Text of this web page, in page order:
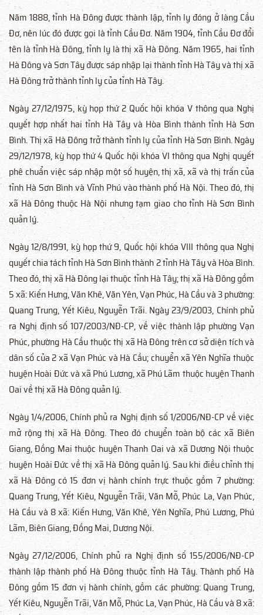
Năm 1888, tỉnh Hà Đông được thành lập, tỉnh lỵ đóng ở làng Cầu
Đơ, nên lúc đó được gọi là tỉnh Cầu Đơ. Năm 1904, tỉnh Cầu Đơ đổi
tên là tỉnh Hà Đông, tỉnh lỵ là thị xã Hà Đông. Năm 1965, hai tỉnh
Hà Đông và Sơn Tây được sáp nhập lại thành tỉnh Hà Tây và thị xã
Hà Đông trở thành tỉnh lỵ của tỉnh Hà Tây.
Ngày 27/12/1975, kỳ họp thứ 2 Quốc hội khóa V thông qua Nghị
quyết hợp nhất hai tỉnh Hà Tây và Hòa Bình thành tỉnh Hà Sơn
Bình. Thị xã Hà Đông trở thành tỉnh lỵ của tỉnh Hà Sơn Bình. Ngày
29/12/1978, kỳ họp thứ 4 Quốc hội khóa VI thông qua Nghị quyết
phê chuẩn việc sáp nhập một số huyện, thị xã, xã và thị trấn của
tỉnh Hà Sơn Bình và Vĩnh Phú vào thành phố Hà Nội. Theo đó, thị
xã Hà Đông thuộc Hà Nội nhưng tạm giao cho tỉnh Hà Sơn Bình
quản lý.
Ngày 12/8/1991, kỳ họp thứ 9, Quốc hội khóa VIII thông qua Nghị
quyết chia tách tỉnh Hà Sơn Bình thành 2 tỉnh Hà Tây và Hòa Bình.
Theo đó, thị xã Hà Đông lại thuộc tỉnh Hà Tây; thị xã Hà Đông gồm
5 xã: Kiến Hưng, Văn Khê, Văn Yên, Vạn Phúc, Hà Cầu và 3 phường:
Quang Trung, Yết Kiêu, Nguyễn Trãi. Ngày 23/9/2003, Chính phủ
ra Nghị định số 107/2003/NĐ-CP, về việc thành lập phường Vạn
Phúc, phường Hà Cầu thuộc thị xã Hà Đông trên cơ sở diện tích và
dân số của 2 xã Vạn Phúc và Hà Cầu; chuyển xã Yên Nghĩa thuộc
huyện Hoài Đức và xã Phú Lương, xã Phú Lãm thuộc huyện Thanh
Oai về thị xã Hà Đông quản lý.
Ngày 1/4/2006, Chính phủ ra Nghị định số 1/2006/NĐ-CP về việc
mở rộng thị xã Hà Đông. Theo đó chuyển toàn bộ các xã Biên
Giang, Đồng Mai thuộc huyện Thanh Oai và xã Dương Nội thuộc
huyện Hoài Đức về thị xã Hà Đông quản lý. Sau khi điều chỉnh thị
xã Hà Đông có 15 đơn vị hành chính trực thuộc gồm 7 phường:
Quang Trung, Yết Kiêu, Nguyễn Trãi, Văn Mỗ, Phúc La, Vạn Phúc,
Hà Cầu và 8 xã: Kiến Hưng, Văn Khê, Yên Nghĩa, Phú Lương, Phú
Lãm, Biên Giang, Đồng Mai, Dương Nội.
Ngày 27/12/2006, Chính phủ ra Nghị định số 155/2006/NĐ-CP
thành lập thành phố Hà Đông thuộc tỉnh Hà Tây. Thành phố Hà
Đông gồm 15 đơn vị hành chính, gồm các phường: Quang Trung,
Yết Kiêu, Nguyễn Trãi, Văn Mỗ, Phúc La, Vạn Phúc, Hà Cầu và 8 xã: